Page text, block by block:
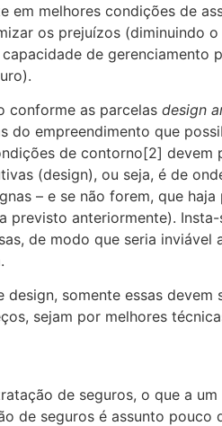
melhores condições de
os prejuízos (diminuindo
de
conforme as parcelas design
do empreendimento que
de contorno[2]
(design), ou seja, é de
– e se não forem, que
anteriormente).
de modo que seria
somente essas
sejam por melhores
de seguros, o que a
seguros é assunto